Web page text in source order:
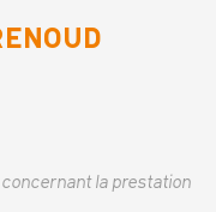
concernant la prestation